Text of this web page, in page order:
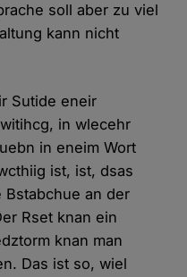
soll aber zu viel
kann nicht
Sutide eneir
in wlecehr
in eneim Wort
ist, ist, dsas
an der
Rset knan ein
knan man
Das ist so, wiel